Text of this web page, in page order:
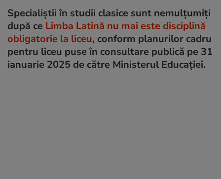
Specialiștii în studii clasice sunt nemulțumiți
după ce Limba Latină nu mai este disciplină
obligatorie la liceu, conform planurilor cadru
pentru liceu puse în consultare publică pe 31
ianuarie 2025 de către Ministerul Educației.